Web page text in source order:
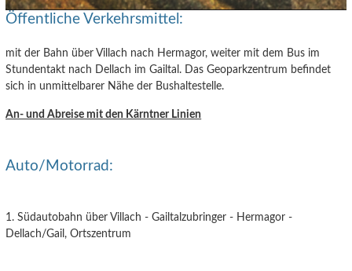
Öffentliche Verkehrsmittel:
mit der Bahn über Villach nach Hermagor, weiter mit dem Bus im
Stundentakt nach Dellach im Gailtal. Das Geoparkzentrum befindet
sich in unmittelbarer Nähe der Bushaltestelle.
An- und Abreise mit den Kärntner Linien
Auto/Motorrad:
1. Südautobahn über Villach - Gailtalzubringer - Hermagor -
Dellach/Gail, Ortszentrum